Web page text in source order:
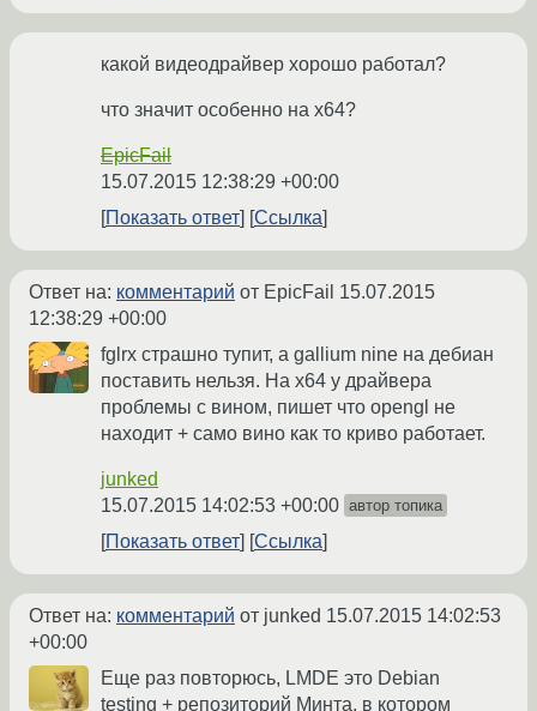
какой видеодрайвер хорошо работал?
что значит особенно на x64?
EpicFail
15.07.2015 12:38:29 +00:00
Показать ответ
Ссылка
Ответ на: комментарий от EpicFail 15.07.2015
12:38:29 +00:00
fglrx страшно тупит, а gallium nine на дебиан
поставить нельзя. На х64 у драйвера
проблемы с вином, пишет что opengl не
находит + само вино как то криво работает.
junked
15.07.2015 14:02:53 +00:00 автор топика
Показать ответ Ссылка
Ответ на: комментарий от junked 15.07.2015 14:02:53
+00:00
Еще раз повторюсь, LMDE это Debian
testing + репозиторий Минта, в котором